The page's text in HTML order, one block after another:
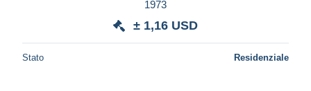
1973
± 1,16 USD
Stato Residenziale